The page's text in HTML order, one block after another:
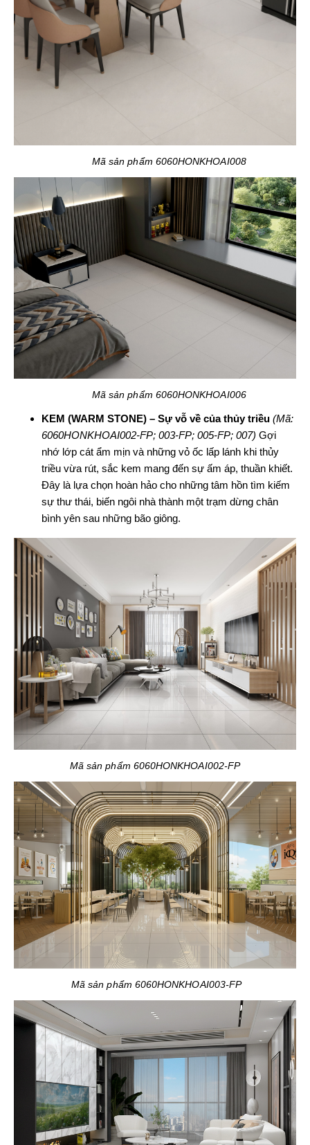
Mã sản phẩm 6060HONKHOAI008
Mã sản phẩm 6060HONKHOAI006
KEM (WARM STONE) – Sự vỗ về của thủy triều (Mã:
6060HONKHOAI002-FP; 003-FP; 005-FP; 007) Gợi
nhớ lớp cát ẩm mịn và những vỏ ốc lấp lánh khi thủy
triều vừa rút, sắc kem mang đến sự ấm áp, thuần khiết.
Đây là lựa chọn hoàn hảo cho những tâm hồn tìm kiếm
sự thư thái, biến ngôi nhà thành một trạm dừng chân
bình yên sau những bão giông.
Mã sản phẩm 6060HONKHOAI002-FP
Mã sản phẩm 6060HONKHOAI003-FP